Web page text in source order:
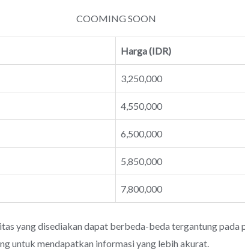
COOMING SOON
Harga (IDR)
3,250,000
4,550,000
6,500,000
5,850,000
7,800,000
yang disediakan dapat berbeda-beda tergantung pada
untuk mendapatkan informasi yang lebih akurat.